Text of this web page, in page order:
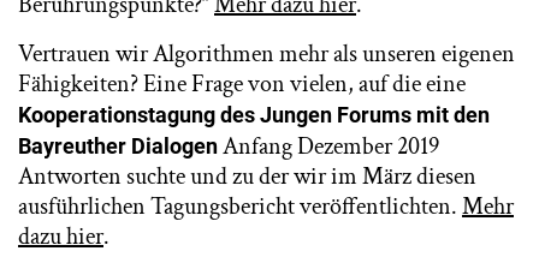
Vertrauen wir Algorithmen mehr als unseren eigenen
Fähigkeiten? Eine Frage von vielen, auf die eine
Kooperationstagung des Jungen Forums mit den
Bayreuther DialogenAnfang Dezember 2019
Antworten suchte und zu der wir im März diesen
ausführlichen Tagungsbericht veröffentlichten.Mehr
dazu hier.